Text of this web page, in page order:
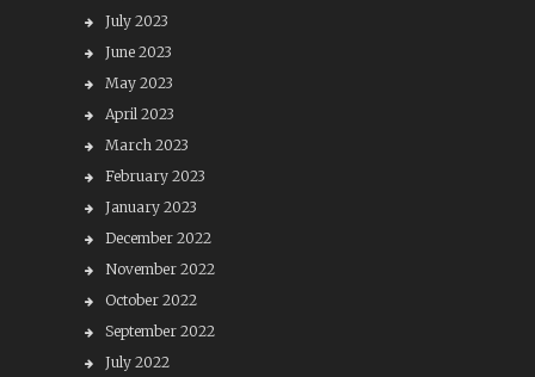
July 2023
June 2023
May 2023
April 2023
March 2023
February 2023
January 2023
December 2022
November 2022
October 2022
September 2022
July 2022